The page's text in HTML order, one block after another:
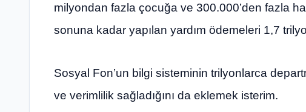
milyondan fazla çocuğa ve 300.000’den fazla
sonuna kadar yapılan yardım ödemeleri 1,7
Sosyal Fon’un bilgi sisteminin trilyonlarca
ve verimlilik sağladığını da eklemek isterim.